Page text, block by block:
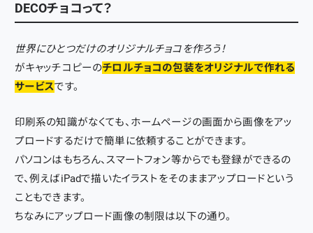
DECOチョコって？
世界にひとつだけのオリジナルチョコを作ろう！
がキャッチコピーのチロルチョコの包装をオリジナルで作れる
サービスです。
印刷系の知識がなくても、ホームページの画面から画像をアッ
プロードするだけで簡単に依頼することができます。
パソコンはもちろん、スマートフォン等からでも登録ができるの
で、例えばiPadで描いたイラストをそのままアップロードという
こともできます。
ちなみにアップロード画像の制限は以下の通り。